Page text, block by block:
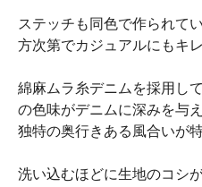
ステッチも同色で作られて
方次第でカジュアルにもキ
綿麻ムラ糸デニムを採用し
の色味がデニムに深みを与え
独特の奥行きある風合いが特
洗い込むほどに生地のコシ